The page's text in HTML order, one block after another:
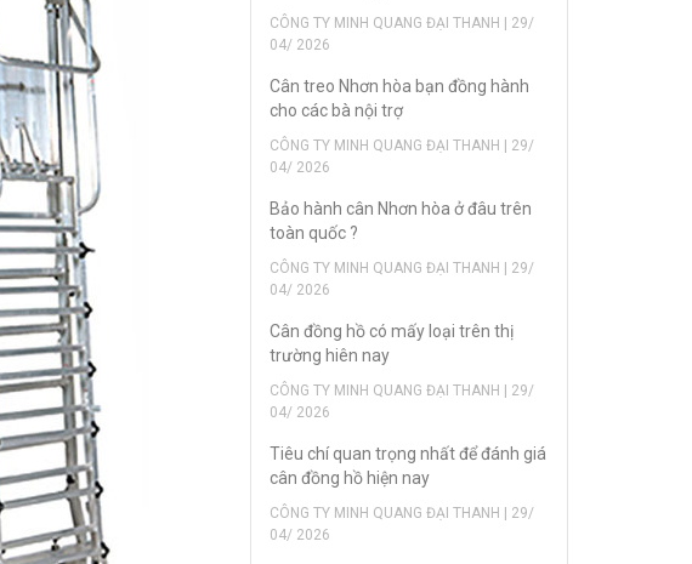
CÔNG TY MINH QUANG ĐẠI THANH | 29/
04/ 2026
Cân treo Nhơn hòa bạn đồng hành
cho các bà nội trợ
CÔNG TY MINH QUANG ĐẠI THANH | 29/
04/ 2026
Bảo hành cân Nhơn hòa ở đâu trên
toàn quốc ?
CÔNG TY MINH QUANG ĐẠI THANH | 29/
04/ 2026
Cân đồng hồ có mấy loại trên thị
trường hiên nay
CÔNG TY MINH QUANG ĐẠI THANH | 29/
04/ 2026
Tiêu chí quan trọng nhất để đánh giá
cân đồng hồ hiện nay
CÔNG TY MINH QUANG ĐẠI THANH | 29/
04/ 2026